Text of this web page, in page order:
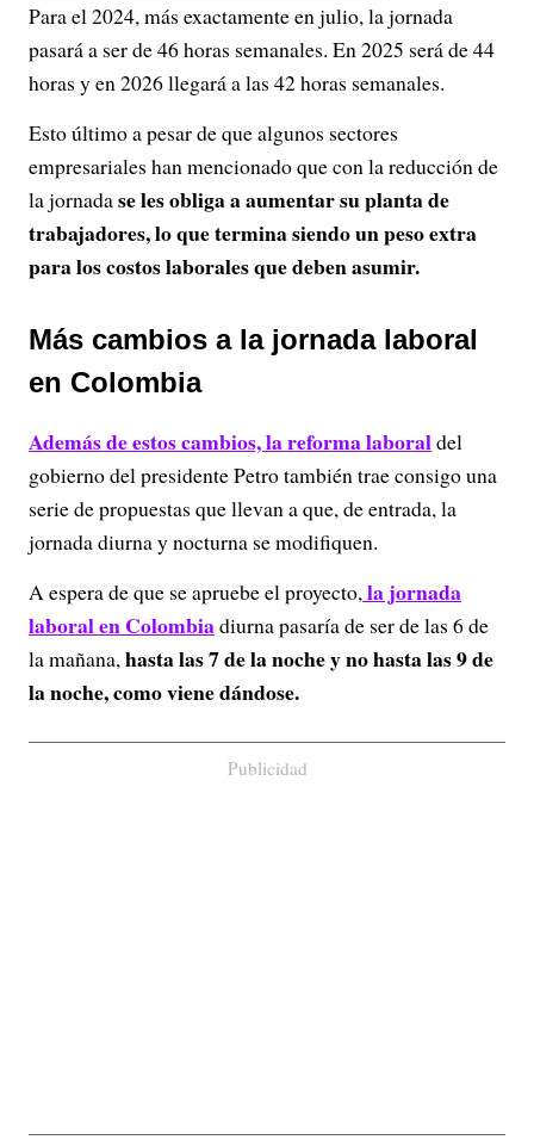
Para el 2024, más exactamente en julio, la jornada
pasará a ser de 46 horas semanales. En 2025 será de 44
horas y en 2026 llegará a las 42 horas semanales.
Esto último a pesar de que algunos sectores
empresariales han mencionado que con la reducción de
la jornadase les obliga a aumentar su planta de
trabajadores, lo que termina siendo un peso extra
para los costos laborales que deben asumir.
Más cambios a la jornada laboral
en Colombia
Además de estos cambios, la reforma laboraldel
gobierno del presidente Petro también trae consigo una
serie de propuestas que llevan a que, de entrada, la
jornada diurna y nocturna se modifiquen.
A espera de que se apruebe el proyecto,la jornada
laboral en Colombiadiurna pasaría de ser de las 6 de
la mañana,hasta las 7 de la noche y no hasta las 9 de
la noche, como viene dándose.
Publicidad